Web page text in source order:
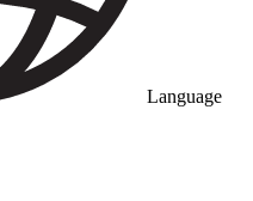
Language